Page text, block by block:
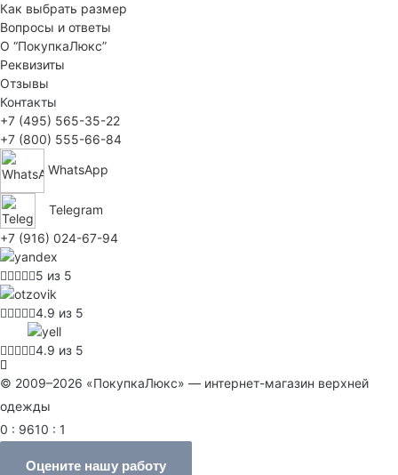
Как выбрать размер
Вопросы и ответы
О “ПокупкаЛюкс”
Реквизиты
Отзывы
Контакты
+7 (495) 565-35-22
+7 (800) 555-66-84
WhatsApp
Telegram
+7 (916) 024-67-94
5 из 5
4.9 из 5
4.9 из 5
© 2009–2026 «ПокупкаЛюкс» — интернет-магазин верхней
одежды
0 : 9610 : 1
Оцените нашу работу